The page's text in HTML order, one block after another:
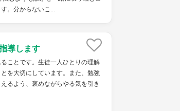
。分からないこ...
導します
ことです。生徒一人ひとりの理解
を大切にしています。また、勉強
るよう、褒めながらやる気を引き